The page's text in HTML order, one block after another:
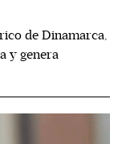
de Dinamarca,
y genera